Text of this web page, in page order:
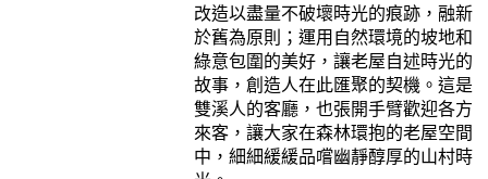
改造以盡量不破壞時光的痕跡，融新
於舊為原則；運用自然環境的坡地和
綠意包圍的美好，讓老屋自述時光的
故事，創造人在此匯聚的契機。這是
雙溪人的客廳，也張開手臂歡迎各方
來客，讓大家在森林環抱的老屋空間
中，細細緩緩品嚐幽靜醇厚的山村時